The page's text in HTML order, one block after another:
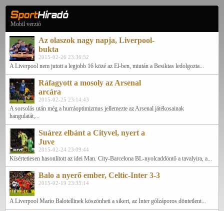
Mobil verzió
Az olaszok nagy napja, Liverpool-
bukta
2015-02-26 23:36:52
A Liverpool nem jutott a legjobb 16 közé az El-ben, miután a Besiktas ledolgozta...
Ráfagyott a mosoly az Arsenal
arcára
2015-02-25 23:14:43
A sorsolás után még a hurráoptimizmus jellemezte az Arsenal játékosainak
hangulatát,...
Suárez elbánt a Cityvel, nyert a
Juve
2015-02-24 23:09:44
Kísértetiesen hasonlított az idei Man. City-Barcelona BL-nyolcaddöntő a tavalyira, a...
Balo a nyerő ember, Celtic-Inter 3-3
2015-02-19 23:35:14
A Liverpool Mario Balotellinek köszönheti a sikert, az Inter gólzáporos döntetlent...